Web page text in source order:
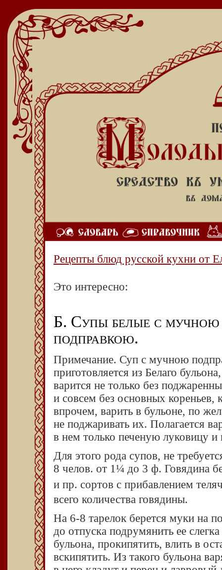
Рецепты блюд русской кухни от
Это интересно:
Б. Супы белые с мучною
подправкою.
Примечание. Суп с мучною
приготовляется из Белаго
варится не только без
и совсем без основных
впрочем, варить в бульоне, по
не поджаривать их. Полагается
в нем только печеную луковицу и
Для этого рода супов, не
8 челов. от 1¼ до 3 ф. Говядина
и пр. сортов с прибавлением
всего коли­чества говядины.
На 6-8 тарелок берется муки на
до отпуска подрумянить ее
бульона, прокипятить, влить в
вскипятить. Из такого бульона